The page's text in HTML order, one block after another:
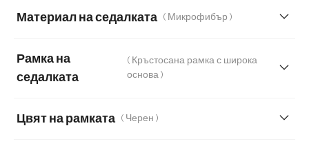
Материал на седалката ( Микрофибър )
Мека плюшена материя
Рамка на
седалката
( Кръстосана рамка с широка
основа )
Цвят на рамката ( Черен )